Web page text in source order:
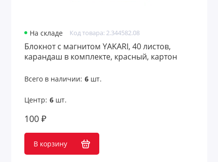
На складе Код товара: 2.344582.08
Блокнот с магнитом YAKARI, 40 листов,
карандаш в комплекте, красный, картон
Всего в наличии: 6шт.
Центр: 6шт.
100 ₽
В корзину